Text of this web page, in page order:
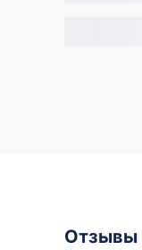
Отзывы